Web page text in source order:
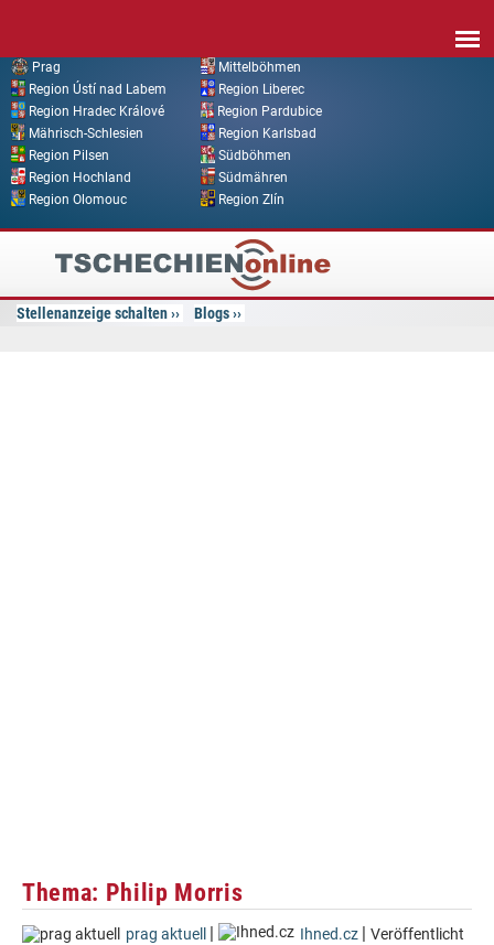
Prag
Mittelböhmen
Region Ústí nad Labem
Region Liberec
Region Hradec Králové
Region Pardubice
Mährisch-Schlesien
Region Karlsbad
Region Pilsen
Südböhmen
Region Hochland
Südmähren
Region Olomouc
Region Zlín
Tschechien
Online
Stellenanzeige schalten Blogs
Thema: Philip Morris
prag aktuell | Ihned.cz | Veröffentlicht